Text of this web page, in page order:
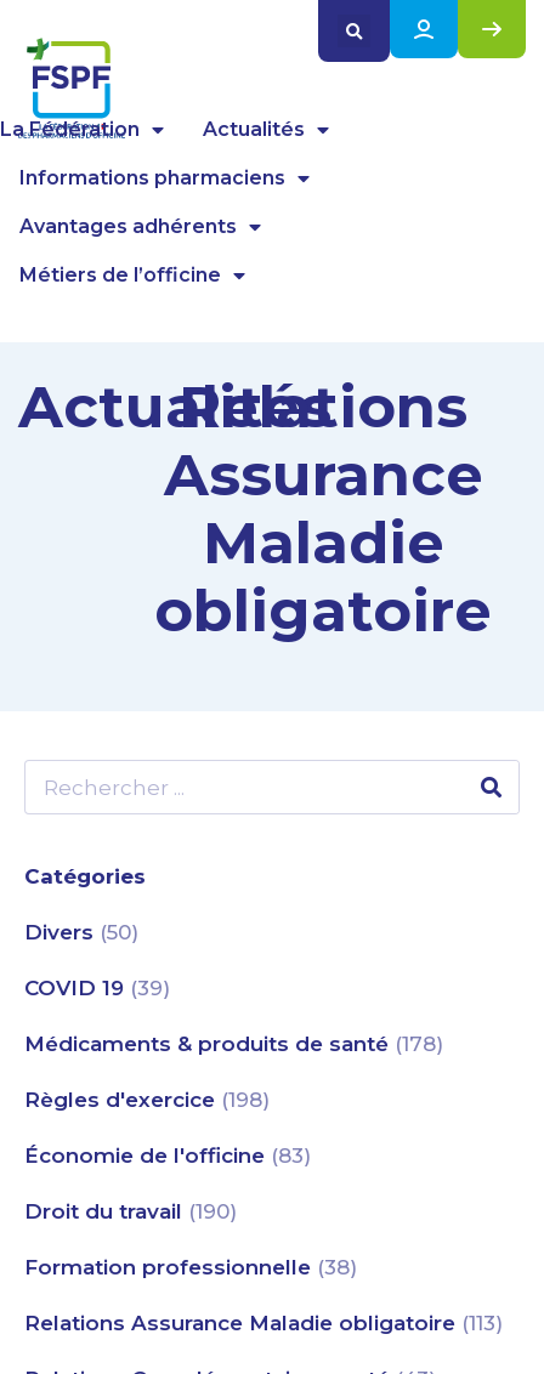
La Fédération Actualités
Informations pharmaciens
Avantages adhérents
Métiers de l’officine
Actualités
Relations
Assurance
Maladie
obligatoire
Catégories
Divers (50)
COVID 19 (39)
Médicaments & produits de santé (178)
Règles d'exercice (198)
Économie de l'officine (83)
Droit du travail (190)
Formation professionnelle (38)
Relations Assurance Maladie obligatoire (113)